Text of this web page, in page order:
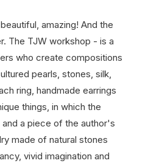
amazing! And the
The TJW workshop - is a
who create compositions
pearls, stones, silk,
ring, handmade earrings
things, in which the
a piece of the author's
made of natural stones
vivid imagination and